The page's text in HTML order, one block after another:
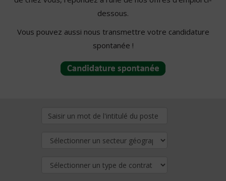
dessous.
Vous pouvez aussi nous transmettre votre candidature
spontanée !